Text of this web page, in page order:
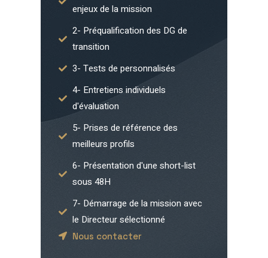
enjeux de la mission
2- Préqualification des DG de
transition
3- Tests de personnalisés
4- Entretiens individuels
d'évaluation
5- Prises de référence des
meilleurs profils
6- Présentation d'une short-list
sous 48H
7- Démarrage de la mission avec
le Directeur sélectionné
Nous contacter